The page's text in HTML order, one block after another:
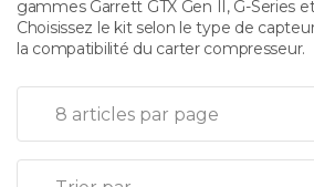
gammes Garrett GTX Gen II, G-Series
Choisissez le kit selon le type de
la compatibilité du carter compresseur.